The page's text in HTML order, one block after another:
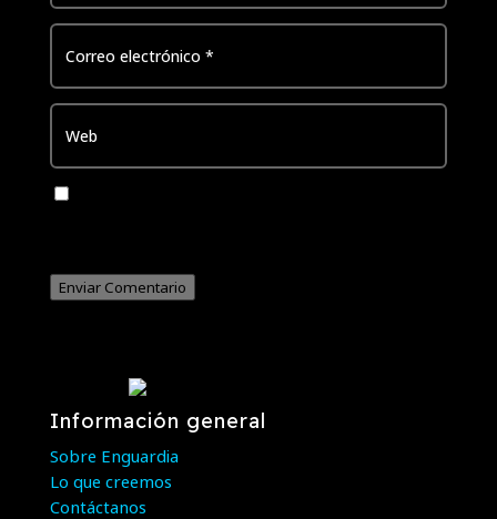
Enviar Comentario
Información general
Sobre Enguardia
Lo que creemos
Contáctanos